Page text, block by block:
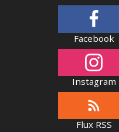
Facebook
Instagram
Flux RSS